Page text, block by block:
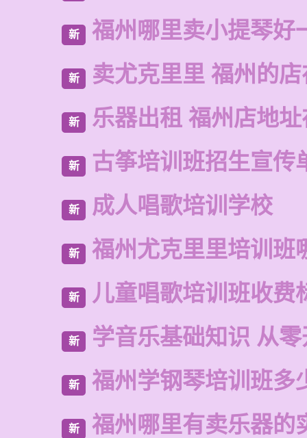
新 福州哪里卖小提琴好
新 卖尤克里里 福州的
新 乐器出租 福州店地
新 古筝培训班招生宣传
新 成人唱歌培训学校
新 福州尤克里里培训班
新 儿童唱歌培训班收费
新 学音乐基础知识 从
新 福州学钢琴培训班多
新 福州哪里有卖乐器的